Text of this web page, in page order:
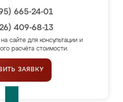
665-24-01
409-68-13
сайте для консультации и
расчёта стоимости.
ЗАЯВКУ